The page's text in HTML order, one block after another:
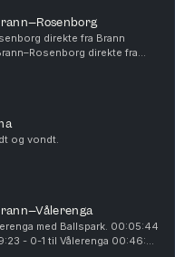
direkte fra Brann
direkte fra
- Start 1. omgang 00:28:15 -
og vondt.
med Ballspark. 00:05:44
00:46:25